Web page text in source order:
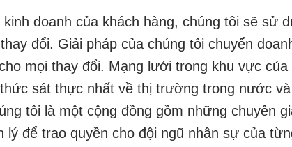
doanh của khách hàng, chúng tôi sẽ sử
đổi. Giải pháp của chúng tôi chuyển
mọi thay đổi. Mạng lưới trong khu vực
sát thực nhất về thị trường trong nước
tôi là một cộng đồng gồm những chuyên
để trao quyền cho đội ngũ nhân sự của